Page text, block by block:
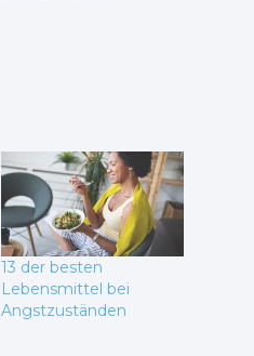
13 der besten
Lebensmittel bei
Angstzuständen